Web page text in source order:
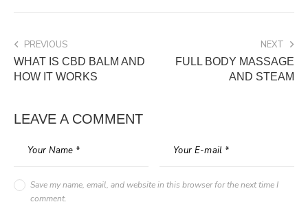
PREVIOUS
WHAT IS CBD BALM AND
HOW IT WORKS
NEXT
FULL BODY MASSAGE
AND STEAM
LEAVE A COMMENT
Save my name, email, and website in this browser for the next time I
comment.